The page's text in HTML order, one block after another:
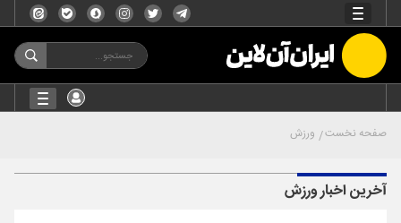
صفحه نخست ورزش
آخرین اخبار ورزش